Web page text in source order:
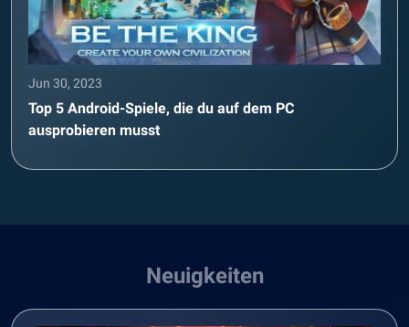
Jun 30, 2023
Top 5 Android-Spiele, die du auf dem PC
ausprobieren musst
Neuigkeiten